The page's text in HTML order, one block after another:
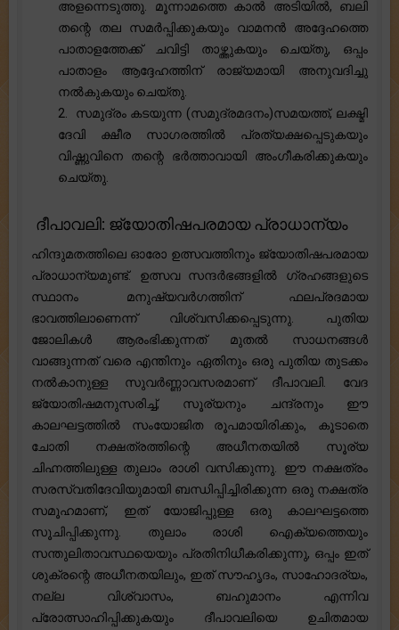
അളന്നെടുത്തു. മൂന്നാമത്തെ കാൽ അടിയിൽ, ബലി
തന്റെ തല സമർപ്പിക്കുകയും വാമനൻ അദ്ദേഹത്തെ
പാതാളത്തേക്ക് ചവിട്ടി താഴ്ത്തുകയും ചെയ്തു, ഒപ്പം
പാതാളം ആദ്ദേഹത്തിന് രാജ്യമായി അനുവദിച്ചു
നൽകുകയും ചെയ്തു.
2. സമുദ്രം കടയുന്ന (സമുദ്രമദനം)സമയത്ത്, ലക്ഷ്മി
ദേവി ക്ഷീര സാഗരത്തിൽ പ്രത്യക്ഷപ്പെടുകയും
വിഷ്ണുവിനെ തന്റെ ഭർത്താവായി അംഗീകരിക്കുകയും
ചെയ്തു.
ദീപാവലി: ജ്യോതിഷപരമായ പ്രാധാന്യം
ഹിന്ദുമതത്തിലെ ഓരോ ഉത്സവത്തിനും ജ്യോതിഷപരമായ
പ്രാധാന്യമുണ്ട്. ഉത്സവ സന്ദർഭങ്ങളിൽ ഗ്രഹങ്ങളുടെ
സ്ഥാനം മനുഷ്യവർഗത്തിന് ഫലപ്രദമായ
ഭാവത്തിലാണെന്ന് വിശ്വസിക്കപ്പെടുന്നു. പുതിയ
ജോലികൾ ആരംഭിക്കുന്നത് മുതൽ സാധനങ്ങൾ
വാങ്ങുന്നത് വരെ എന്തിനും ഏതിനും ഒരു പുതിയ തുടക്കം
നൽകാനുള്ള സുവർണ്ണാവസരമാണ് ദീപാവലി. വേദ
ജ്യോതിഷമനുസരിച്ച്, സൂര്യനും ചന്ദ്രനും ഈ
കാലഘട്ടത്തിൽ സംയോജിത രൂപമായിരിക്കും, കൂടാതെ
ചോതി നക്ഷത്രത്തിന്റെ അധീനതയിൽ സൂര്യ
ചിഹ്നത്തിലുള്ള തുലാം രാശി വസിക്കുന്നു. ഈ നക്ഷത്രം
സരസ്വതിദേവിയുമായി ബന്ധിപ്പിച്ചിരിക്കുന്ന ഒരു നക്ഷത്ര
സമൂഹമാണ്, ഇത് യോജിപ്പുള്ള ഒരു കാലഘട്ടത്തെ
സൂചിപ്പിക്കുന്നു. തുലാം രാശി ഐക്യത്തെയും
സന്തുലിതാവസ്ഥയെയും പ്രതിനിധീകരിക്കുന്നു, ഒപ്പം ഇത്
ശുക്രന്റെ അധീനതയിലും, ഇത് സൗഹൃദം, സാഹോദര്യം,
നല്ല വിശ്വാസം, ബഹുമാനം എന്നിവ
പ്രോത്സാഹിപ്പിക്കുകയും ദീപാവലിയെ ഉചിതമായ